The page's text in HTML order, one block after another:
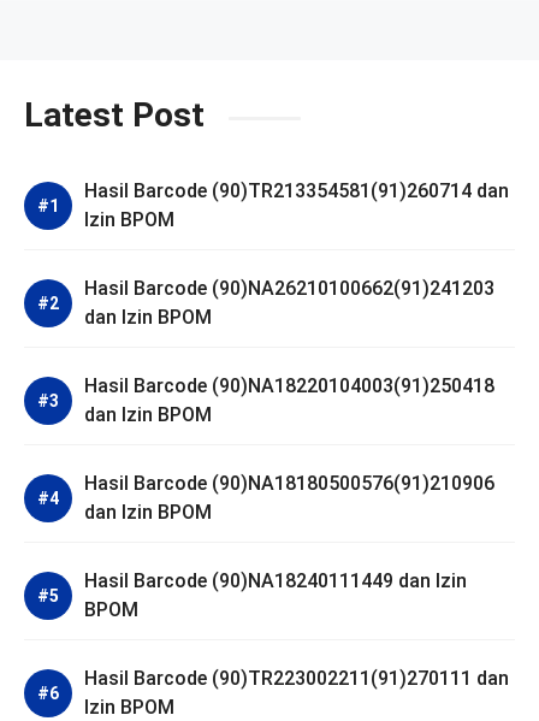
Latest Post
Hasil Barcode (90)TR213354581(91)260714 dan
Izin BPOM
Hasil Barcode (90)NA26210100662(91)241203
dan Izin BPOM
Hasil Barcode (90)NA18220104003(91)250418
dan Izin BPOM
Hasil Barcode (90)NA18180500576(91)210906
dan Izin BPOM
Hasil Barcode (90)NA18240111449 dan Izin
BPOM
Hasil Barcode (90)TR223002211(91)270111 dan
Izin BPOM